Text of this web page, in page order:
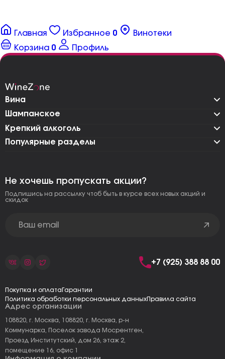
Главная Избранное 0
Винотеки
Корзина 0 Профиль
Вина
Шампанское
Крепкий алкоголь
Популярные разделы
Адрес организации
108820, г. Москва, 108820, г. Москва, р-н
Коммунарка, Поселок завода Мосрентген,
Проезд Институтский, дом 26, этаж 2,
помещение 16, офис 1
Не хочешь пропускать акции?
Подпишись на рассылку чтоб быть в курсе всех новых акций и
скидок
+7 (925) 388 88 00
Покупка и оплата Гарантии
Политика обработки персональных данныхПравила сайта